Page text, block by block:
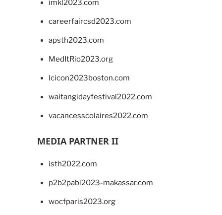
imkl2023.com
careerfaircsd2023.com
apsth2023.com
MedItRio2023.org
lcicon2023boston.com
waitangidayfestival2022.com
vacancesscolaires2022.com
MEDIA PARTNER II
isth2022.com
p2b2pabi2023-makassar.com
wocfparis2023.org